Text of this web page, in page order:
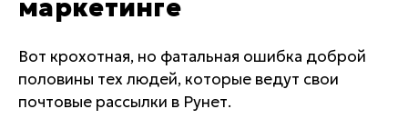
info@lred.ru
Все контакты
маркетинге
Вот крохотная, но фатальная ошибка доброй
половины тех людей, которые ведут свои
почтовые рассылки в Рунет.